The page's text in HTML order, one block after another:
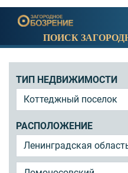
ПОИСК
ТИП НЕДВИЖИМОСТИ
РАСПОЛОЖЕНИЕ